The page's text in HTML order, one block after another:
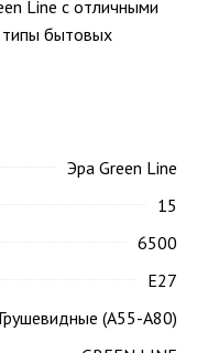
Line с отличными
типы бытовых
Эра Green Line
15
6500
Е27
Грушевидные (А55-А80)